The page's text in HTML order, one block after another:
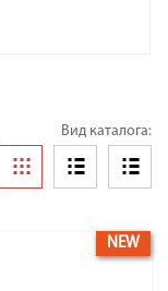
Вид каталога:
NEW